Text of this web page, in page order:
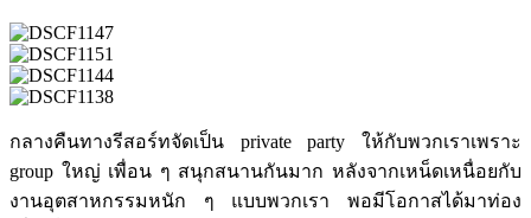
กลางคืนทางรีสอร์ทจัดเป็น private party ให้กับพวกเราเพราะ
group ใหญ่ เพื่อน ๆ สนุกสนานกันมาก หลังจากเหน็ดเหนื่อยกับ
งานอุตสาหกรรมหนัก ๆ แบบพวกเรา พอมีโอกาสได้มาท่อง